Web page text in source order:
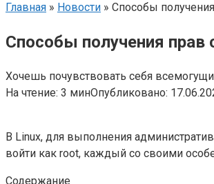
Главная » Новости » Способы
Способы получения прав
Хочешь почувствовать себя
На чтение: 3 минОпубликовано:
В Linux, для выполнения
войти как root, каждый со своими
Содержание